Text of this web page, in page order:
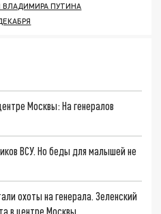
ПУТИНА
Москвы: На генералов
ВСУ. Но беды для малышей не
охоты на генерала. Зеленский
в центре Москвы